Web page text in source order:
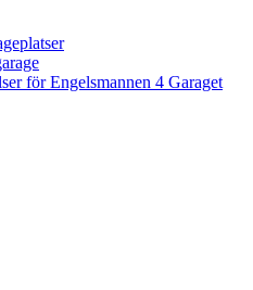
för Engelsmannen 4 Garaget